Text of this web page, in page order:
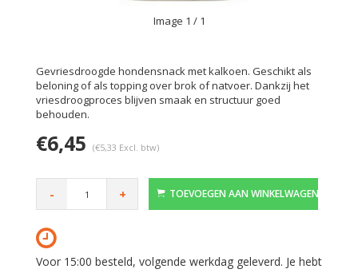
Image 1 / 1
Gevriesdroogde hondensnack met kalkoen. Geschikt als
beloning of als topping over brok of natvoer. Dankzij het
vriesdroogproces blijven smaak en structuur goed
behouden.
€6,45 (€5,33 Excl. btw)
- + TOEVOEGEN AAN WINKELWAGEN
Voor 15:00 besteld, volgende werkdag geleverd. Je hebt